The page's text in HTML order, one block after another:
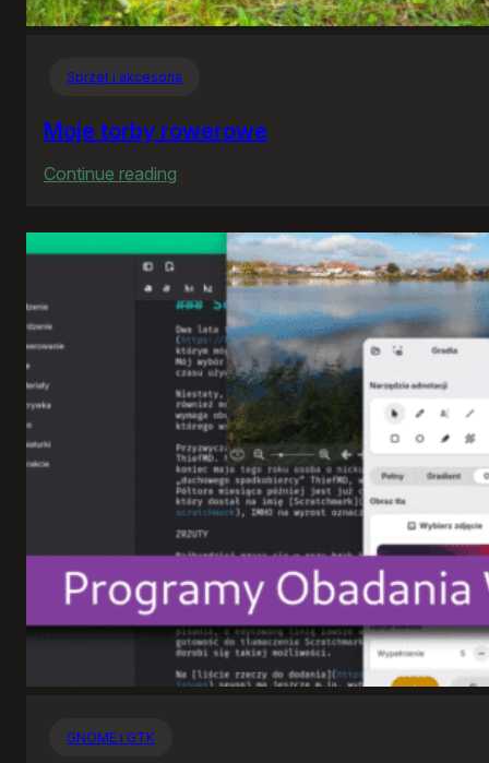
Sprzęt i akcesoria
Moje torby rowerowe
Continue reading
torby
rowerowe
GNOME i GTK